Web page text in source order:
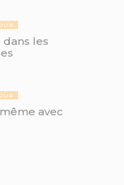
dans les
avec